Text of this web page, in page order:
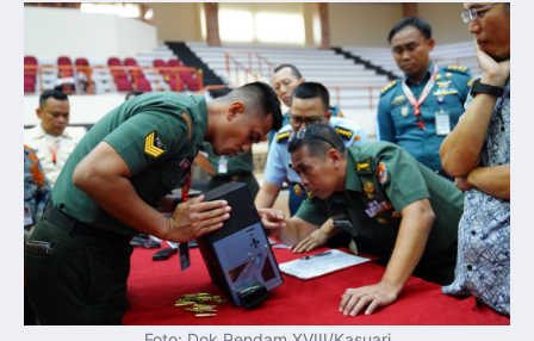
sebagai Pedoman Utama Perwira TNI-Polri
Presiden Prabowo Lantik 1.177 Perwira Remaja TNI-Polri
pada Upacara Praspa 2026
Mensesneg Tegaskan Komitmen Pemerintah Bangun
Ekosistem Kendaraan Listrik Nasional
Penerbang T-50i Golden Eagle TNI AU Ikuti Latihan
DBFM dalam Pitch Black 2026 di Australia